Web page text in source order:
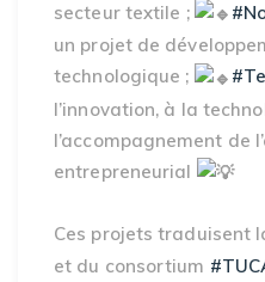
secteur textile ;
un projet de
technologique ;
l’innovation, à la
l’accompagnement de
entrepreneurial
Ces projets traduisent
et du consortium